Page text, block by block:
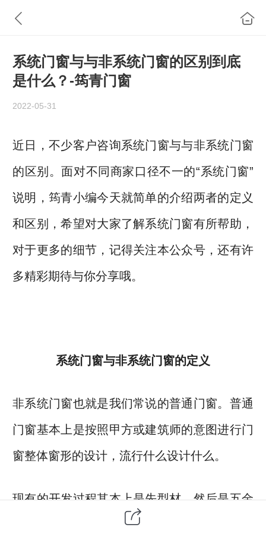
系统门窗与与非系统门窗的区别到底
是什么？-筠青门窗
2022-05-31
近日，不少客户咨询系统门窗与与非系统门窗
的区别。面对不同商家口径不一的“系统门窗”
说明，筠青小编今天就简单的介绍两者的定义
和区别，希望对大家了解系统门窗有所帮助，
对于更多的细节，记得关注本公众号，还有许
多精彩期待与你分享哦。
系统门窗与非系统门窗的定义
非系统门窗也就是我们常说的普通门窗。普通
门窗基本上是按照甲方或建筑师的意图进行门
窗整体窗形的设计，流行什么设计什么。
现有的开发过程其本上是先型材，然后是五金
件，再是配胶条、玻璃等，采用串行的设计方